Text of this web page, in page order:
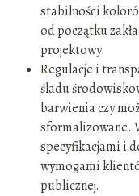
stabilności
od początku
projektowy.
Regulacje i
śladu
barwienia czy
sformalizowane.
specyfikacjami i
wymogami
publicznej.